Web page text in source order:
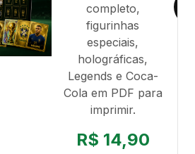
completo,
figurinhas
especiais,
holográficas,
Legends e Coca-
Cola em PDF para
imprimir.
R$ 14,90